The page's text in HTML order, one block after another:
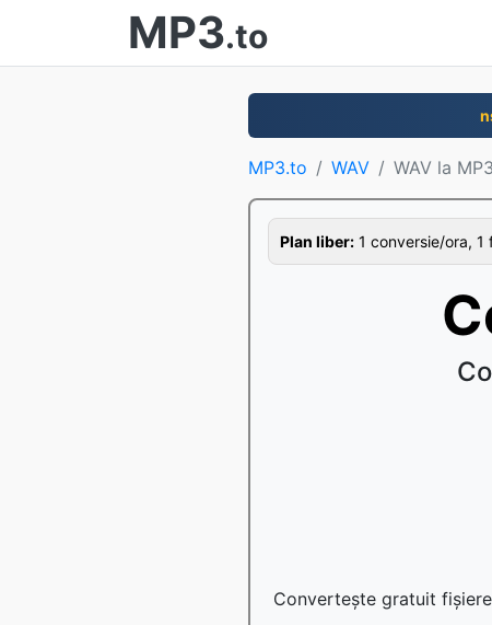
MP3.to
MP3.to WAV WAV la MP3
Plan liber: 1 conversie/ora, 1
Convertește gratuit